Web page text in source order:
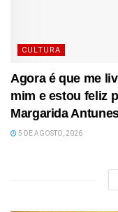
CULTURA
Agora é que me
mim e estou feliz
Margarida
5 DE AGOSTO, 2026